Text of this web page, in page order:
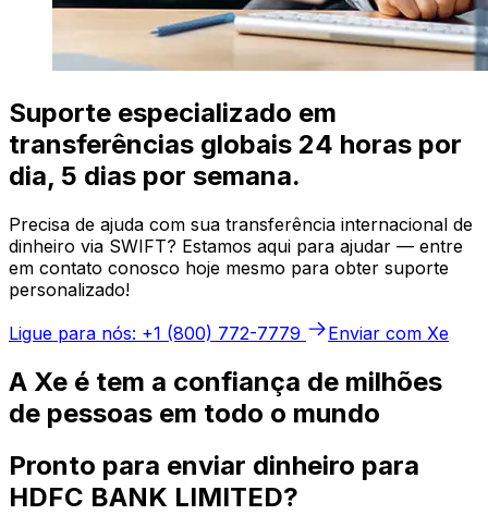
Suporte especializado em
transferências globais 24 horas por
dia, 5 dias por semana.
Precisa de ajuda com sua transferência internacional de
dinheiro via SWIFT? Estamos aqui para ajudar — entre
em contato conosco hoje mesmo para obter suporte
personalizado!
Ligue para nós: +1 (800) 772-7779
Enviar com Xe
A Xe é tem a confiança de milhões
de pessoas em todo o mundo
Pronto para enviar dinheiro para
HDFC BANK LIMITED?